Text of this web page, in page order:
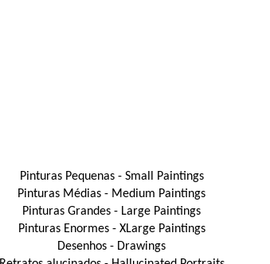
Pinturas Pequenas - Small Paintings
Pinturas Médias - Medium Paintings
Pinturas Grandes - Large Paintings
Pinturas Enormes - XLarge Paintings
Desenhos - Drawings